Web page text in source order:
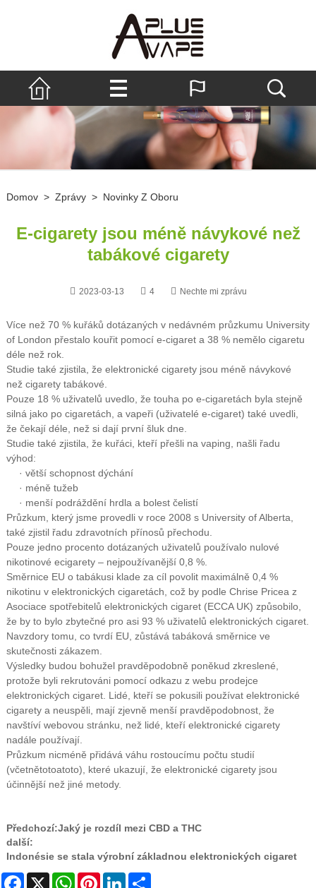
Domov > Zprávy > Novinky Z Oboru
E-cigarety jsou méně návykové než
tabákové cigarety
2023-03-13 4 Nechte mi zprávu
Více než 70 % kuřáků dotázaných v nedávném průzkumu University
of London přestalo kouřit pomocí e-cigaret a 38 % nemělo cigaretu
déle než rok.
Studie také zjistila, že elektronické cigarety jsou méně návykové
než cigarety tabákové.
Pouze 18 % uživatelů uvedlo, že touha po e-cigaretách byla stejně
silná jako po cigaretách, a vapeři (uživatelé e-cigaret) také uvedli,
že čekají déle, než si dají první šluk dne.
Studie také zjistila, že kuřáci, kteří přešli na vaping, našli řadu
výhod:
· větší schopnost dýchání
· méně tužeb
· menší podráždění hrdla a bolest čelistí
Průzkum, který jsme provedli v roce 2008 s University of Alberta,
také zjistil řadu zdravotních přínosů přechodu.
Pouze jedno procento dotázaných uživatelů používalo nulové
nikotinové ecigarety – nejpoužívanější 0,8 %.
Směrnice EU o tabákusi klade za cíl povolit maximálně 0,4 %
nikotinu v elektronických cigaretách, což by podle Chrise Pricea z
Asociace spotřebitelů elektronických cigaret (ECCA UK) způsobilo,
že by to bylo zbytečné pro asi 93 % uživatelů elektronických cigaret.
Navzdory tomu, co tvrdí EU, zůstává tabáková směrnice ve
skutečnosti zákazem.
Výsledky budou bohužel pravděpodobně poněkud zkreslené,
protože byli rekrutováni pomocí odkazu z webu prodejce
elektronických cigaret. Lidé, kteří se pokusili používat elektronické
cigarety a neuspěli, mají zjevně menší pravděpodobnost, že
navštíví webovou stránku, než lidé, kteří elektronické cigarety
nadále používají.
Průzkum nicméně přidává váhu rostoucímu počtu studií
(včetnětotoatoto), které ukazují, že elektronické cigarety jsou
účinnější než jiné metody.
Předchozí:Jaký je rozdíl mezi CBD a THC
další:
Indonésie se stala výrobní základnou elektronických cigaret
Facebook WhatsAppPinterestLinkedIn